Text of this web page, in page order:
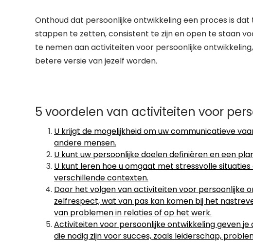
Onthoud dat persoonlijke ontwikkeling een proces is
stappen te zetten, consistent te zijn en open te staan
te nemen aan activiteiten voor persoonlijke
betere versie van jezelf worden.
5 voordelen van activiteiten voor
U krijgt de mogelijkheid om uw communicatieve
andere mensen.
U kunt uw persoonlijke doelen definiëren en een
U kunt leren hoe u omgaat met stressvolle
verschillende contexten.
Door het volgen van activiteiten voor persoonlijke
zelfrespect, wat van pas kan komen bij het
van problemen in relaties of op het werk.
Activiteiten voor persoonlijke ontwikkeling geven
die nodig zijn voor succes, zoals leiderschap,